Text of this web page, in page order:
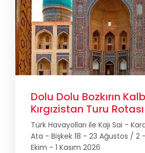
Dolu Dolu Bozkırın
Kırgızistan Turu Rotası
Türk Havayolları ile Kajı Sai -
Ata - Bişkek 18 - 23 Ağustos / 2
Ekim - 1 Kasım 2026